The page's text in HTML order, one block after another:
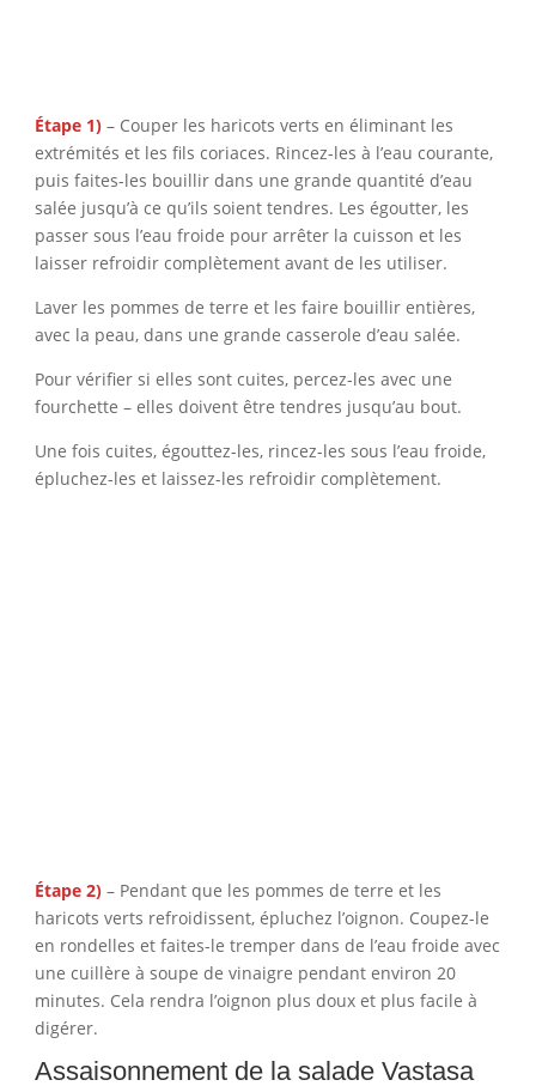
Étape 1)– Couper les haricots verts en éliminant les
extrémités et les fils coriaces. Rincez-les à l’eau courante,
puis faites-les bouillir dans une grande quantité d’eau
salée jusqu’à ce qu’ils soient tendres. Les égoutter, les
passer sous l’eau froide pour arrêter la cuisson et les
laisser refroidir complètement avant de les utiliser.
Laver les pommes de terre et les faire bouillir entières,
avec la peau, dans une grande casserole d’eau salée.
Pour vérifier si elles sont cuites, percez-les avec une
fourchette – elles doivent être tendres jusqu’au bout.
Une fois cuites, égouttez-les, rincez-les sous l’eau froide,
épluchez-les et laissez-les refroidir complètement.
Étape 2)– Pendant que les pommes de terre et les
haricots verts refroidissent, épluchez l’oignon. Coupez-le
en rondelles et faites-le tremper dans de l’eau froide avec
une cuillère à soupe de vinaigre pendant environ 20
minutes. Cela rendra l’oignon plus doux et plus facile à
digérer.
Assaisonnement de la salade Vastasa